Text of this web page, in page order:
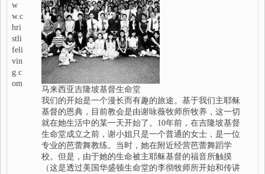
w
w.c
hri
stli
feli
vin
g.c
om
马来西亚吉隆坡基督生命堂
我们的开始是一个漫长而有趣的旅途。基于我们主耶稣
基督的恩典，目前教会是由谢咏薇牧师所牧养，这一切
就在她生活中的某一天开始了。10年前，在吉隆坡基督
生命堂成立之前，谢小姐只是一个普通的女士，是一位
专业的芭蕾舞教练。当时，她在附近经营芭蕾舞蹈学
校。但是，由于她的生命被主耶稣基督的福音所触摸
（这是透过美国华盛顿生命堂的李彻牧师所开始和传讲